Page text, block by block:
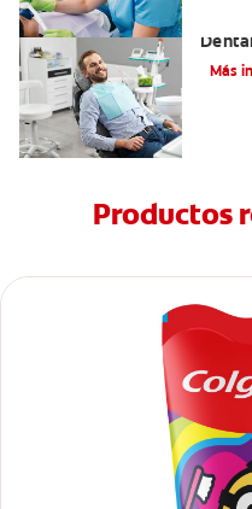
Más
Productos